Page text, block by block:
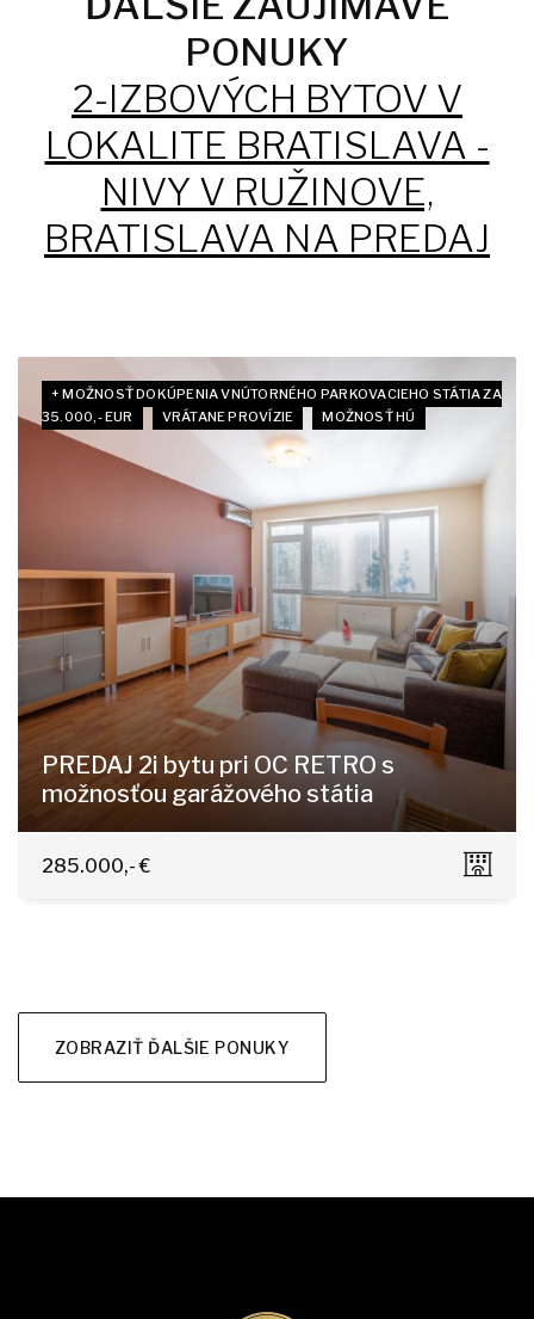
PONUKY
2-IZBOVÝCH BYTOV V
LOKALITE BRATISLAVA -
NIVY V RUŽINOVE,
BRATISLAVA NA PREDAJ
+ MOŽNOSŤ DOKÚPENIA VNÚTORNÉHO PARKOVACIEHO STÁTIA ZA
35.000,- EUR
VRÁTANE PROVÍZIE MOŽNOSŤ HÚ
PREDAJ 2i bytu pri OC RETRO s
možnosťou garážového státia
Tomášikova 9, Bratislava - Ružinov
285.000,- €
ZOBRAZIŤ ĎALŠIE PONUKY